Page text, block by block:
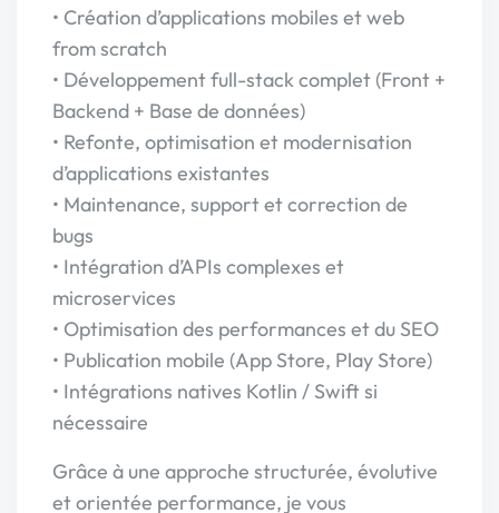
• Création d’applications mobiles et web
from scratch
• Développement full-stack complet (Front +
Backend + Base de données)
• Refonte, optimisation et modernisation
d’applications existantes
• Maintenance, support et correction de
bugs
• Intégration d’APIs complexes et
microservices
• Optimisation des performances et du SEO
• Publication mobile (App Store, Play Store)
• Intégrations natives Kotlin / Swift si
nécessaire
Grâce à une approche structurée, évolutive
et orientée performance, je vous